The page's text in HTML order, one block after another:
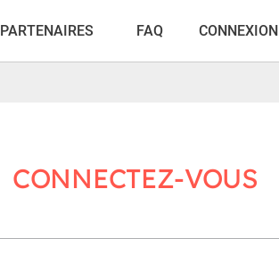
PARTENAIRES FAQ CONNEXION
CONNECTEZ-VOUS